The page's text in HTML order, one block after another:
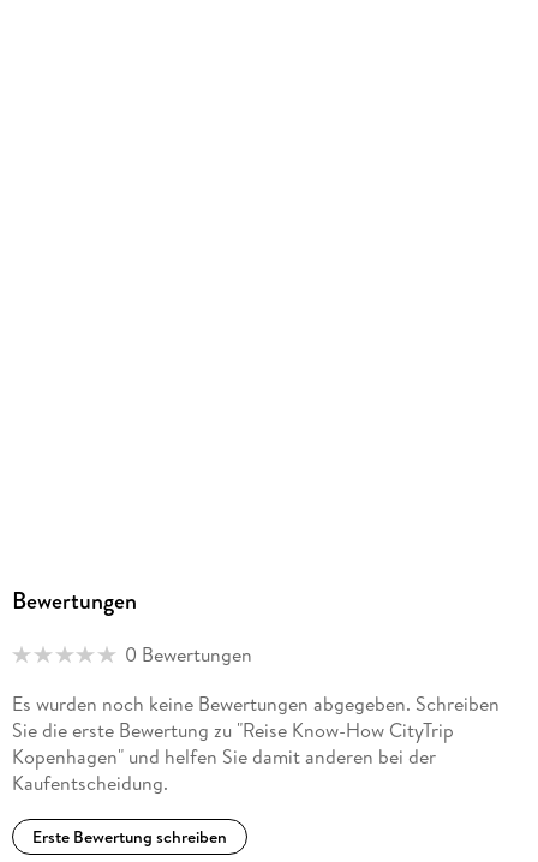
Bewertungen
0 Bewertungen
Es wurden noch keine Bewertungen abgegeben. Schreiben
Sie die erste Bewertung zu "Reise Know-How CityTrip
Kopenhagen" und helfen Sie damit anderen bei der
Kaufentscheidung.
Erste Bewertung schreiben